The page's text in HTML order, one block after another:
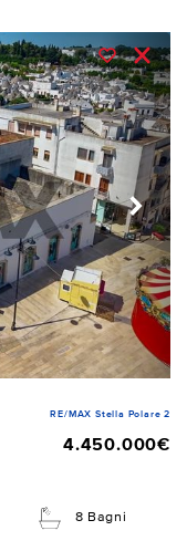
RE/MAX Stella Polare 2
4.450.000€
8 Bagni